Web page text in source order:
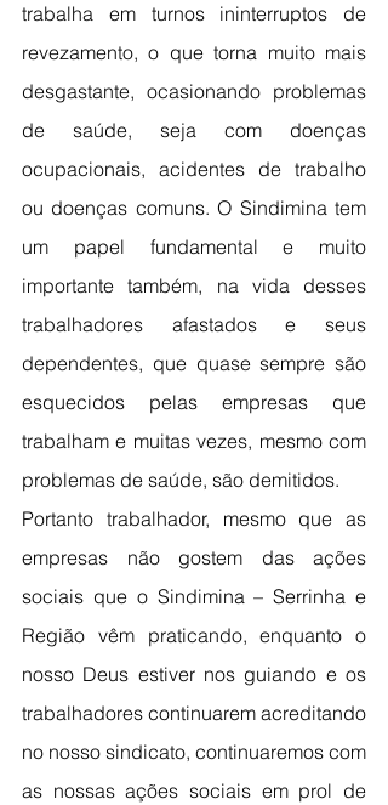
trabalha em turnos ininterruptos de
revezamento, o que torna muito mais
desgastante, ocasionando problemas
de saúde, seja com doenças
ocupacionais, acidentes de trabalho
ou doenças comuns. O Sindimina tem
um papel fundamental e muito
importante também, na vida desses
trabalhadores afastados e seus
dependentes, que quase sempre são
esquecidos pelas empresas que
trabalham e muitas vezes, mesmo com
problemas de saúde, são demitidos.
Portanto trabalhador, mesmo que as
empresas não gostem das ações
sociais que o Sindimina – Serrinha e
Região vêm praticando, enquanto o
nosso Deus estiver nos guiando e os
trabalhadores continuarem acreditando
no nosso sindicato, continuaremos com
as nossas ações sociais em prol de